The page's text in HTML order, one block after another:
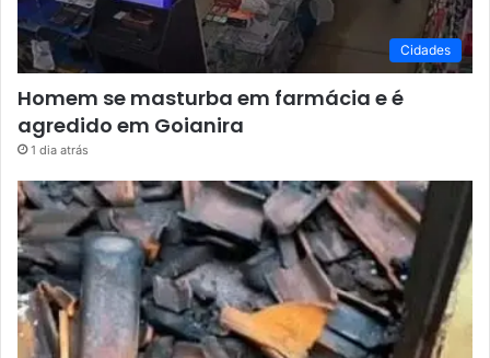
Cidades
Homem se masturba em farmácia e é
agredido em Goianira
1 dia atrás